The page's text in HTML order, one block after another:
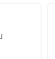
」